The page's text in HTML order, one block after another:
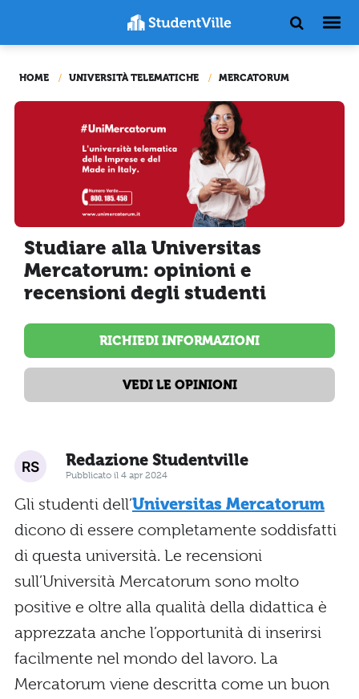
HOME UNIVERSITÀ TELEMATICHE MERCATORUM
Studiare alla Universitas
Mercatorum: opinioni e
recensioni degli studenti
RICHIEDI INFORMAZIONI
VEDI LE OPINIONI
Redazione Studentville
Pubblicato il 4 apr 2024
Gli studenti dell’Universitas Mercatorum
dicono di essere completamente soddisfatti
di questa università. Le recensioni
sull’Università Mercatorum sono molto
positive e oltre alla qualità della didattica è
apprezzata anche l’opportunità di inserirsi
facilmente nel mondo del lavoro. La
Mercatorum viene descritta come un buon